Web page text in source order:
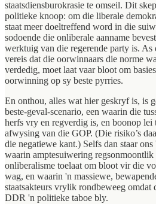
staatsdiensburokrasie te omseil. Dit
politieke knoop: om die liberale
staat meer doeltreffend word in die
sodoende die onliberale aanname
werktuig van die regerende party is. As
vereis dat die oorwinnaars die norme
verdedig, moet laat vaar bloot om
oorwinning op sy beste pyrries.
En onthou, alles wat hier geskryf is, is
beste-geval-scenario, een waarin die
herfs vry en regverdig is, en boonop lei
afwysing van die GOP. (Die risiko’s
die negatiewe kant.) Selfs dan staar
waarin amptesuiwering
onliberalisme toelaat om bloot vir die
wag, en waarin 'n massiewe,
staatsakteurs vrylik rondbeweeg omdat
DDR 'n politieke taboe bly.